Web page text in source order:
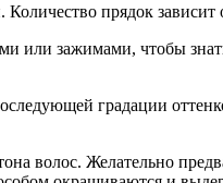
прядок зависит
или зажимами, чтобы
градации
Желательно